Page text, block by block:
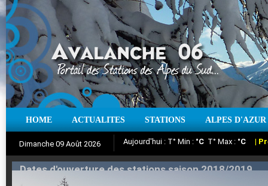
HOME ACTUALITES STATIONS ALPES D'AZUR
Dimanche 09 Août 2026 Iso à 0° :m Neige sur 12 heures :cm